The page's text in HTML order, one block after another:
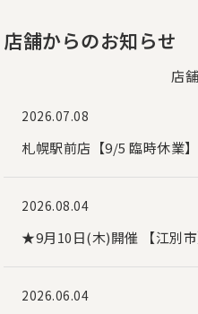
店舗からのお知らせ
店
2026.07.08
札幌駅前店【9/5 臨時休業
2026.08.04
★9月10日(木)開催 【江別
2026.06.04